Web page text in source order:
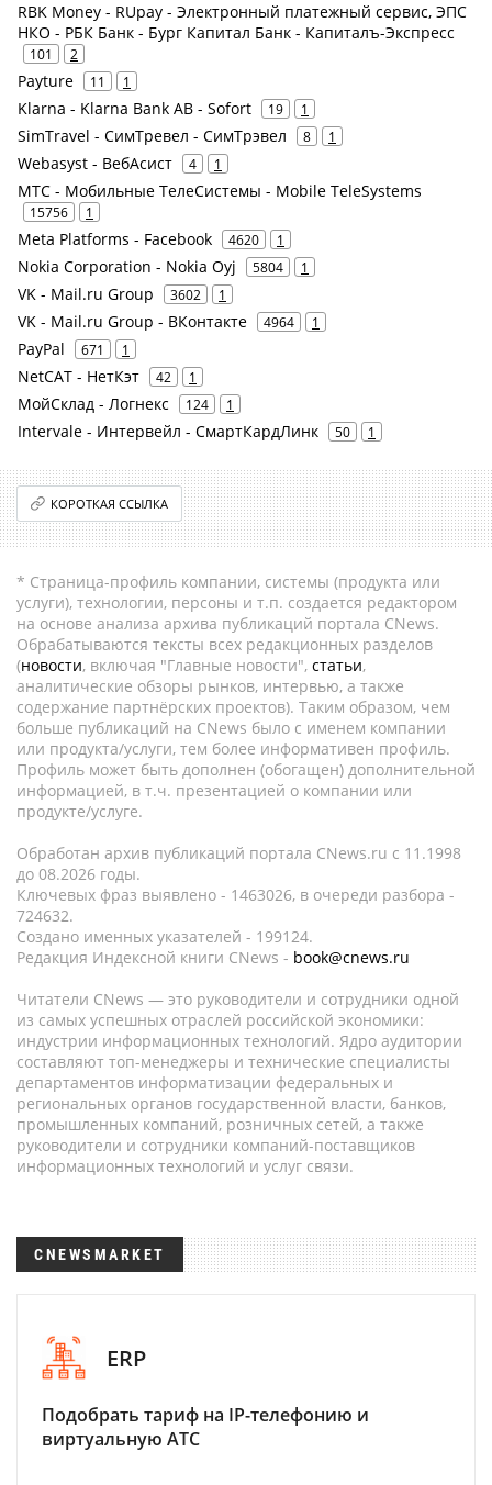
RBK Money - RUpay - Электронный платежный сервис, ЭПС
НКО - РБК Банк - Бург Капитал Банк - Капиталъ-Экспресс
101 2
Payture 11 1
Klarna - Klarna Bank AB - Sofort 19 1
SimTravel - СимТревел - СимТрэвел 8 1
Webasyst - ВебАсист 4 1
МТС - Мобильные ТелеСистемы - Mobile TeleSystems
15756 1
Meta Platforms - Facebook 4620 1
Nokia Corporation - Nokia Oyj 5804 1
VK - Mail.ru Group 3602 1
VK - Mail.ru Group - ВКонтакте 4964 1
PayPal 671 1
NetCAT - НетКэт 42 1
МойСклад - Логнекс 124 1
Intervale - Интервейл - СмартКардЛинк 50 1
КОРОТКАЯ ССЫЛКА
* Страница-профиль компании, системы (продукта или
услуги), технологии, персоны и т.п. создается редактором
на основе анализа архива публикаций портала CNews.
Обрабатываются тексты всех редакционных разделов
(новости, включая "Главные новости", статьи,
аналитические обзоры рынков, интервью, а также
содержание партнёрских проектов). Таким образом, чем
больше публикаций на CNews было с именем компании
или продукта/услуги, тем более информативен профиль.
Профиль может быть дополнен (обогащен) дополнительной
информацией, в т.ч. презентацией о компании или
продукте/услуге.
Обработан архив публикаций портала CNews.ru c 11.1998
до 08.2026 годы.
Ключевых фраз выявлено - 1463026, в очереди разбора -
724632.
Создано именных указателей - 199124.
Редакция Индексной книги CNews - book@cnews.ru
Читатели CNews — это руководители и сотрудники одной
из самых успешных отраслей российской экономики:
индустрии информационных технологий. Ядро аудитории
составляют топ-менеджеры и технические специалисты
департаментов информатизации федеральных и
региональных органов государственной власти, банков,
промышленных компаний, розничных сетей, а также
руководители и сотрудники компаний-поставщиков
информационных технологий и услуг связи.
CNEWSMARKET
ERP
Подобрать тариф на IP-телефонию и
виртуальную АТС